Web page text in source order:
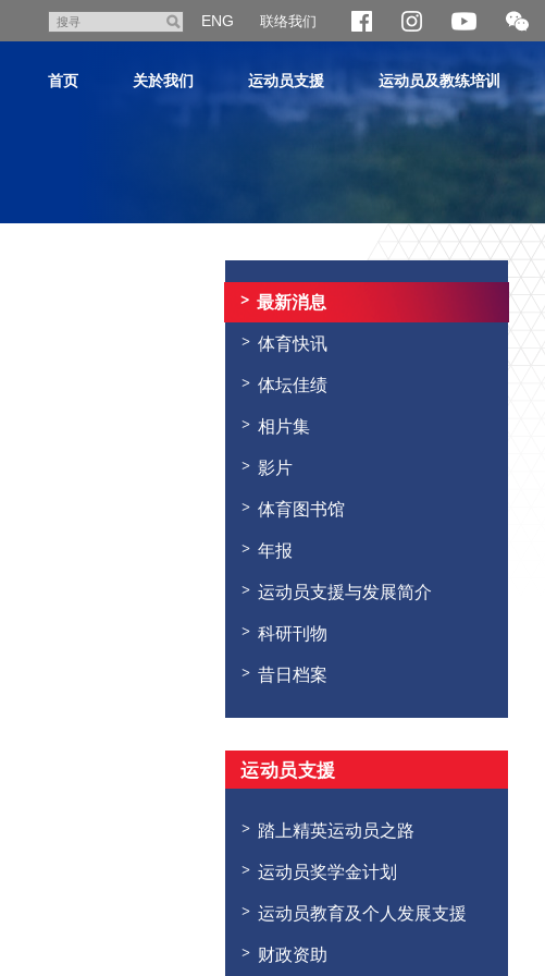
寻
ENG 联络我们
开
合
维
首页 关於我们 运动员支援 运动员及教练培训
最新消息
体育快讯
体坛佳绩
相片集
影片
体育图书馆
年报
运动员支援与发展简介
科研刊物
昔日档案
运动员支援
踏上精英运动员之路
运动员奖学金计划
运动员教育及个人发展支援
财政资助